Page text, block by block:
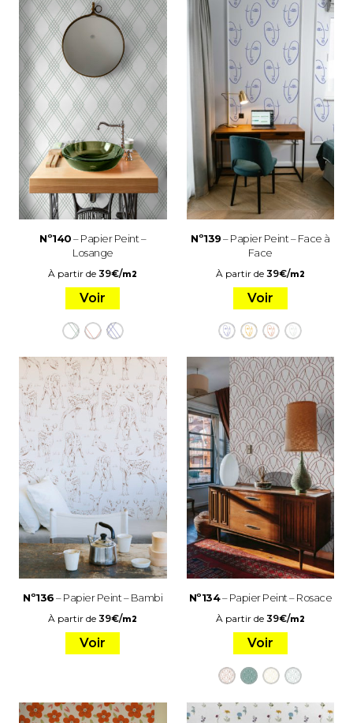
Nº140– Papier Peint –
Losange
À partir de39€/m2
Voir
Nº139– Papier Peint – Face à
Face
À partir de 39€/m2
Voir
Nº136– Papier Peint – Bambi
À partir de39€/m2
Voir
Nº134– Papier Peint – Rosace
À partir de 39€/m2
Voir